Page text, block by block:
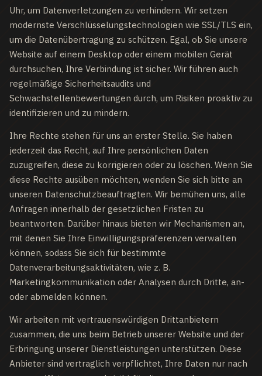
Uhr, um Datenverletzungen zu verhindern. Wir setzen
modernste Verschlüsselungstechnologien wie SSL/TLS ein,
um die Datenübertragung zu schützen. Egal, ob Sie unsere
Website auf einem Desktop oder einem mobilen Gerät
durchsuchen, Ihre Verbindung ist sicher. Wir führen auch
regelmäßige Sicherheitsaudits und
Schwachstellenbewertungen durch, um Risiken proaktiv zu
identifizieren und zu mindern.
Ihre Rechte stehen für uns an erster Stelle. Sie haben
jederzeit das Recht, auf Ihre persönlichen Daten
zuzugreifen, diese zu korrigieren oder zu löschen. Wenn Sie
diese Rechte ausüben möchten, wenden Sie sich bitte an
unseren Datenschutzbeauftragten. Wir bemühen uns, alle
Anfragen innerhalb der gesetzlichen Fristen zu
beantworten. Darüber hinaus bieten wir Mechanismen an,
mit denen Sie Ihre Einwilligungspräferenzen verwalten
können, sodass Sie sich für bestimmte
Datenverarbeitungsaktivitäten, wie z. B.
Marketingkommunikation oder Analysen durch Dritte, an-
oder abmelden können.
Wir arbeiten mit vertrauenswürdigen Drittanbietern
zusammen, die uns beim Betrieb unserer Website und der
Erbringung unserer Dienstleistungen unterstützen. Diese
Anbieter sind vertraglich verpflichtet, Ihre Daten nur nach